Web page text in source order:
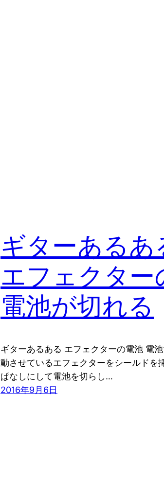
ギターあるあ
エフェクター
電池が切れる
ギターあるある エフェクターの電池 電
動させているエフェクターをシールドを
ぱなしにして電池を切らし…
2016年9月6日